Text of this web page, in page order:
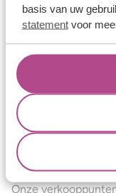
basis van uw
statementvoor
Certificaten
Blogs
Jouw voordelen
Conflictvrije
Oneindig veel
Kwaliteit
Juweliers &
Onze